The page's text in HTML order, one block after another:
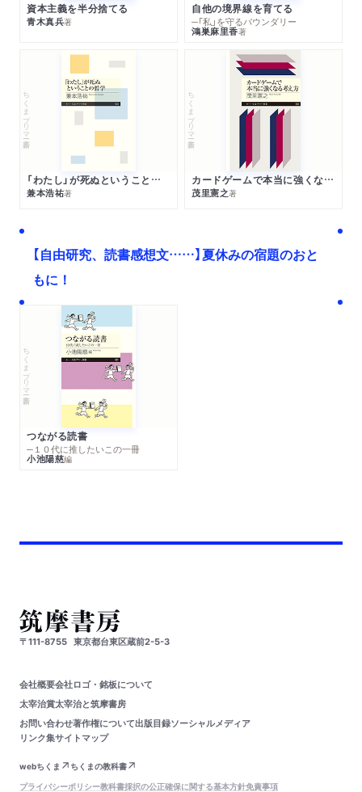
資本主義を半分捨てる
青木真兵著
自他の境界線を育てる
─「私」を守るバウンダリー
鴻巣麻里香著
ちくまプリマー新書
「わたし」が死ぬということの哲学
兼本浩祐著
ちくまプリマー新書
カードゲームで本当に強くなる考え方
茂里憲之著
【自由研究、読書感想文……】夏休みの宿題のおと
もに！
ちくまプリマー新書
つながる読書
─１０代に推したいこの一冊
小池陽慈編
〒111-8755 東京都台東区蔵前2-5-3
会社概要会社ロゴ・銘板について
太宰治賞太宰治と筑摩書房
お問い合わせ著作権について出版目録ソーシャルメディア
リンク集サイトマップ
webちくま
ちくまの教科書
プライバシーポリシー教科書採択の公正確保に関する基本方針免責事項